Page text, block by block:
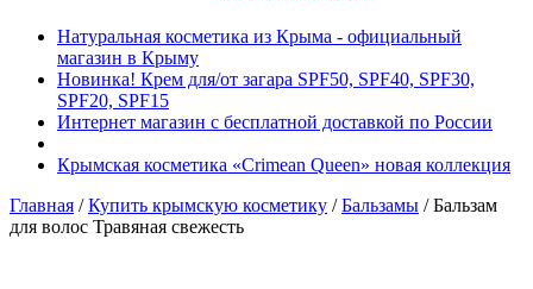
Натуральная косметика из Крыма - официальный
магазин в Крыму
Новинка! Крем для/от загара SPF50, SPF40, SPF30,
SPF20, SPF15
Интернет магазин с бесплатной доставкой по России
Крымская косметика «Crimean Queen» новая коллекция
Главная /Купить крымскую косметику /Бальзамы / Бальзам
для волос Травяная свежесть